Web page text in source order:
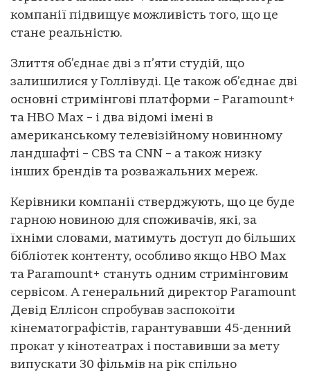
компанії підвищує можливість того, що це
стане реальністю.
Злиття об’єднає дві з п’яти студій, що
залишилися у Голлівуді. Це також об’єднає дві
основні стримінгові платформи – Paramount+
та HBO Max – і два відомі імені в
американському телевізійному новинному
ландшафті – CBS та CNN – а також низку
інших брендів та розважальних мереж.
Керівники компанії стверджують, що це буде
гарною новиною для споживачів, які, за
їхніми словами, матимуть доступ до більших
бібліотек контенту, особливо якщо HBO Max
та Paramount+ стануть одним стримінговим
сервісом. А генеральний директор Paramount
Девід Еллісон спробував заспокоїти
кінематографістів, гарантувавши 45-денний
прокат у кінотеатрах і поставивши за мету
випускати 30 фільмів на рік спільно